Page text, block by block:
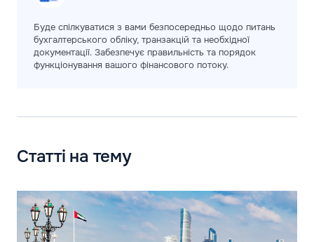
Буде спілкуватися з вами безпосередньо щодо питань
бухгалтерського обліку, транзакцій та необхідної
документації. Забезпечує правильність та порядок
функціонування вашого фінансового потоку.
Статті на тему